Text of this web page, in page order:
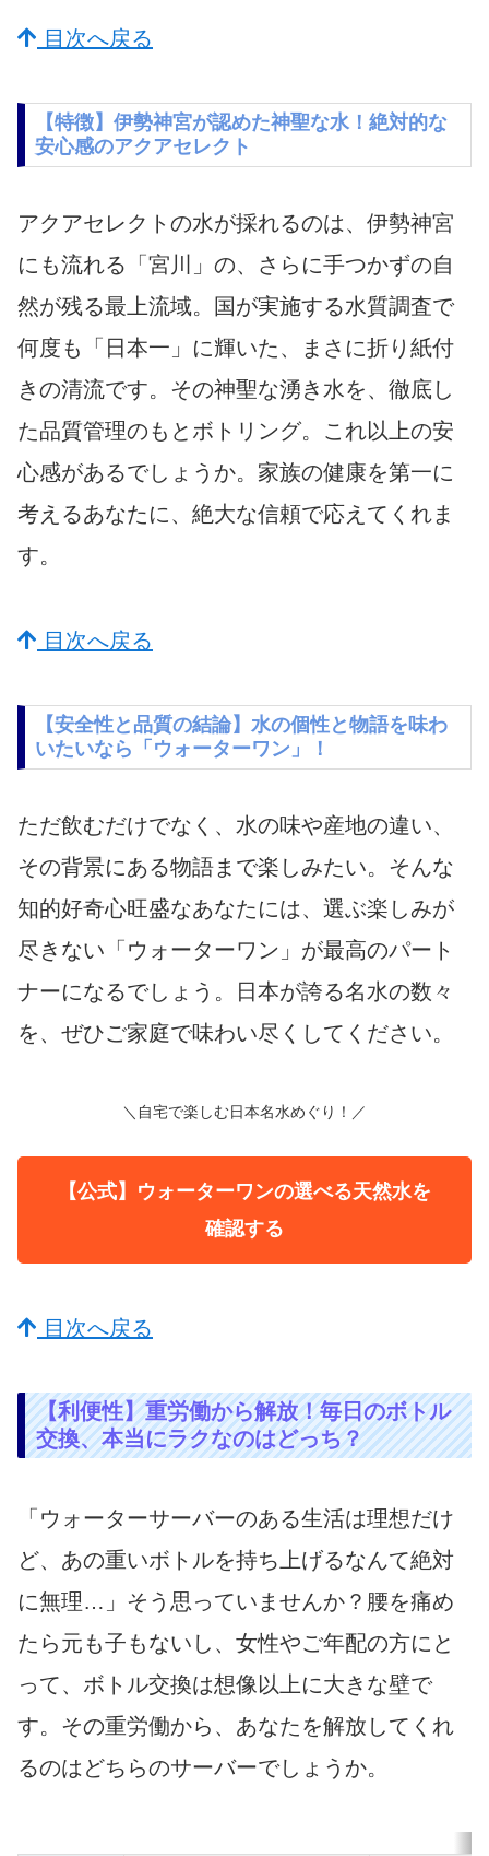
目次へ戻る
【特徴】伊勢神宮が認めた神聖な水！絶対的な
安心感のアクアセレクト
アクアセレクトの水が採れるのは、伊勢神宮
にも流れる「宮川」の、さらに手つかずの自
然が残る最上流域。国が実施する水質調査で
何度も「日本一」に輝いた、まさに折り紙付
きの清流です。その神聖な湧き水を、徹底し
た品質管理のもとボトリング。これ以上の安
心感があるでしょうか。家族の健康を第一に
考えるあなたに、絶大な信頼で応えてくれま
す。
目次へ戻る
【安全性と品質の結論】水の個性と物語を味わ
いたいなら「ウォーターワン」！
ただ飲むだけでなく、水の味や産地の違い、
その背景にある物語まで楽しみたい。そんな
知的好奇心旺盛なあなたには、選ぶ楽しみが
尽きない「ウォーターワン」が最高のパート
ナーになるでしょう。日本が誇る名水の数々
を、ぜひご家庭で味わい尽くしてください。
＼自宅で楽しむ日本名水めぐり！／
【公式】ウォーターワンの選べる天然水を
確認する
目次へ戻る
【利便性】重労働から解放！毎日のボトル
交換、本当にラクなのはどっち？
「ウォーターサーバーのある生活は理想だけ
ど、あの重いボトルを持ち上げるなんて絶対
に無理…」そう思っていませんか？腰を痛め
たら元も子もないし、女性やご年配の方にと
って、ボトル交換は想像以上に大きな壁で
す。その重労働から、あなたを解放してくれ
るのはどちらのサーバーでしょうか。